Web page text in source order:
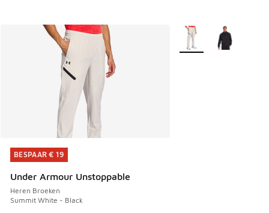
BESPAAR € 19
Under Armour Unstoppable
Heren Broeken
Summit White - Black
BESPAAR € 19
Meer kleuren